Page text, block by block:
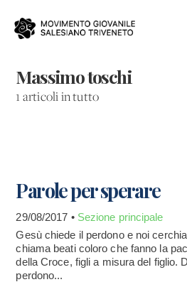
Massimo toschi
1 articoli in tutto
Parole per sperare
29/08/2017 • Sezione principale
Gesù chiede il perdono e noi
chiama beati coloro che fanno la
della Croce, figli a misura del figlio.
perdono...